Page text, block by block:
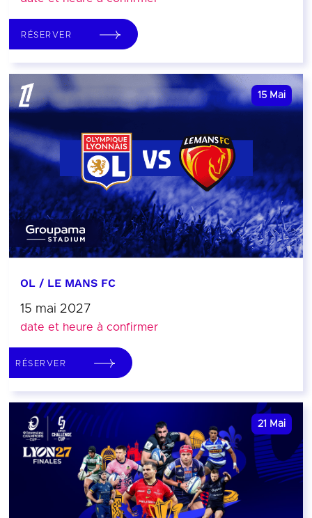
RÉSERVER
15 Mai
OL / LE MANS FC
15 mai 2027
date et heure à confirmer
RÉSERVER
21 Mai